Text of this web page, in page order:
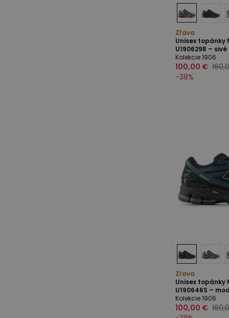
Zľava
Unisex topánky
U190629R – sivé
Kolekcie 1906
100,00 €
-38%
Zľava
Unisex topánky
U190646S –
Kolekcie 1906
100,00 €